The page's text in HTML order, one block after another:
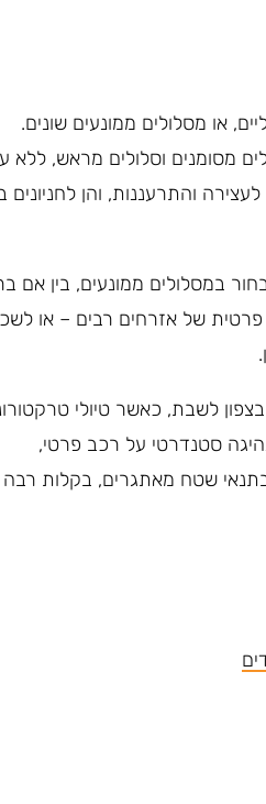
או מסלולים ממונעים שונים.
מסומנים וסלולים מראש, ללא
והתרעננות, והן לחניונים
במסלולים ממונעים, בין אם
של אזרחים רבים – או
לשבת, כאשר טיולי
סטנדרטי על רכב פרטי,
שטח מאתגרים, בקלות רבה